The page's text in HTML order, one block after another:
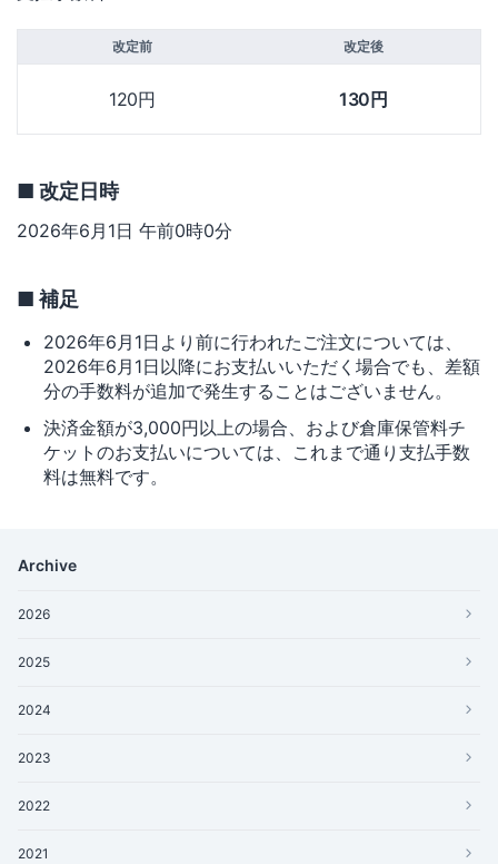
改定前 改定後
120円 130円
■ 改定日時
2026年6月1日 午前0時0分
■ 補足
2026年6月1日より前に行われたご注文については、
2026年6月1日以降にお支払いいただく場合でも、差額
分の手数料が追加で発生することはございません。
決済金額が3,000円以上の場合、および倉庫保管料チ
ケットのお支払いについては、これまで通り支払手数
料は無料です。
Archive
2026
2025
2024
2023
2022
2021